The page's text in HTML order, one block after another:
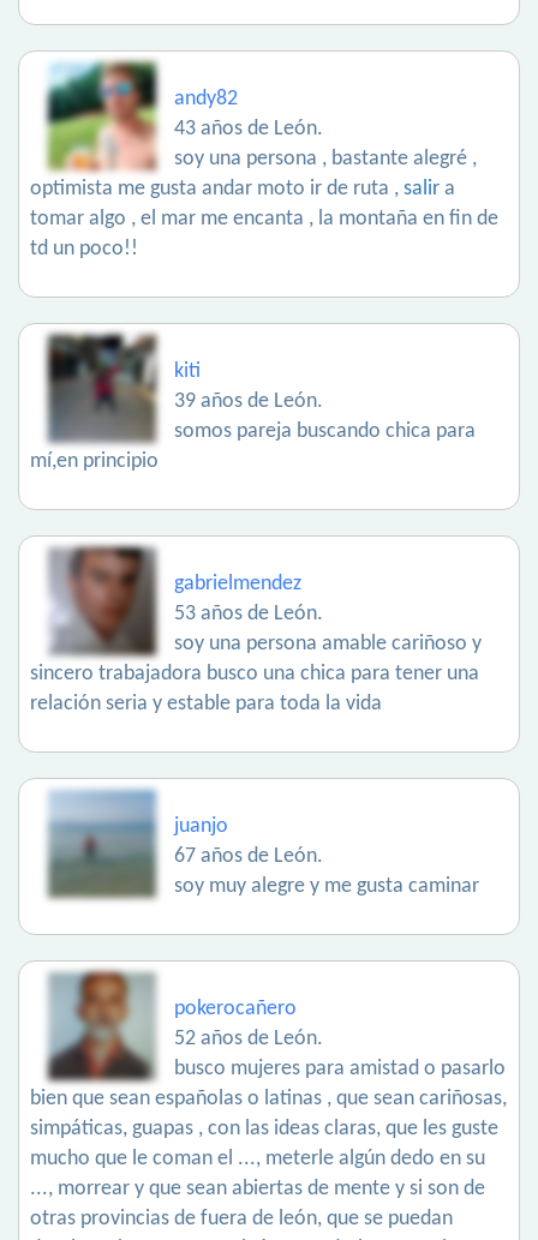
andy82
43 años de León.
soy una persona , bastante alegré ,
optimista me gusta andar moto ir de ruta , salir a
tomar algo , el mar me encanta , la montaña en fin de
td un poco!!
kiti
39 años de León.
somos pareja buscando chica para
mí,en principio
gabrielmendez
53 años de León.
soy una persona amable cariñoso y
sincero trabajadora busco una chica para tener una
relación seria y estable para toda la vida
juanjo
67 años de León.
soy muy alegre y me gusta caminar
pokerocañero
52 años de León.
busco mujeres para amistad o pasarlo
bien que sean españolas o latinas , que sean cariñosas,
simpáticas, guapas , con las ideas claras, que les guste
mucho que le coman el ..., meterle algún dedo en su
..., morrear y que sean abiertas de mente y si son de
otras provincias de fuera de león, que se puedan